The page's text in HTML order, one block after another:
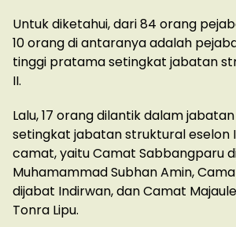
Untuk diketahui, dari 84 orang
10 orang di antaranya adalah
tinggi pratama setingkat jabatan
II.
Lalu, 17 orang dilantik dalam
setingkat jabatan struktural eselon
camat, yaitu Camat Sabbangparu
Muhamammad Subhan Amin,
dijabat Indirwan, dan Camat
Tonra Lipu.